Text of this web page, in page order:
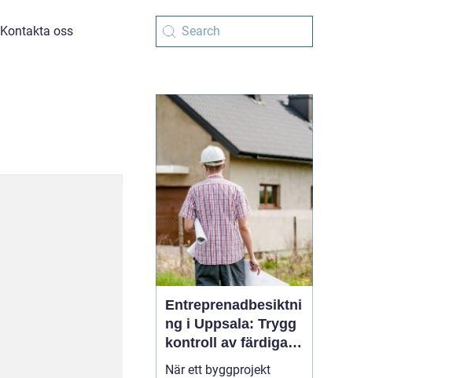
Kontakta oss
Entreprenadbesiktni
ng i Uppsala: Trygg
kontroll av färdiga
byggprojekt
När ett byggprojekt